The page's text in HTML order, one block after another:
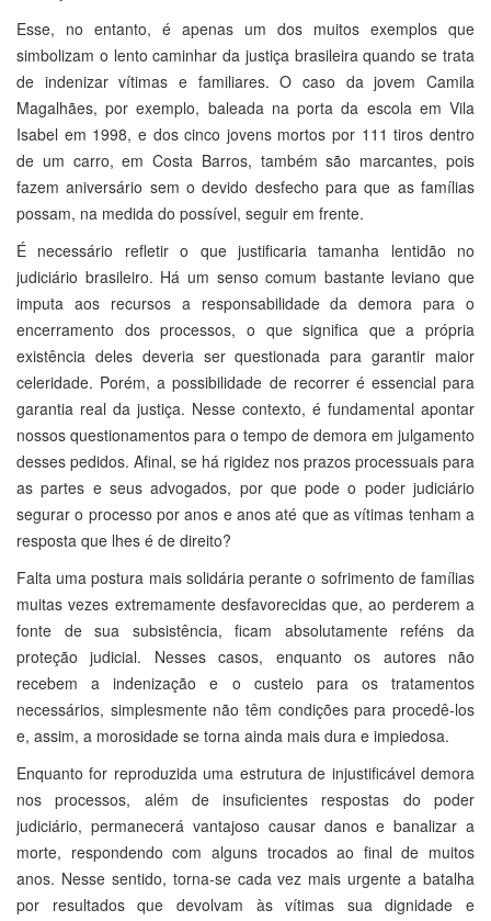
Esse, no entanto, é apenas um dos muitos exemplos que
simbolizam o lento caminhar da justiça brasileira quando se trata
de indenizar vítimas e familiares. O caso da jovem Camila
Magalhães, por exemplo, baleada na porta da escola em Vila
Isabel em 1998, e dos cinco jovens mortos por 111 tiros dentro
de um carro, em Costa Barros, também são marcantes, pois
fazem aniversário sem o devido desfecho para que as famílias
possam, na medida do possível, seguir em frente.
É necessário refletir o que justificaria tamanha lentidão no
judiciário brasileiro. Há um senso comum bastante leviano que
imputa aos recursos a responsabilidade da demora para o
encerramento dos processos, o que significa que a própria
existência deles deveria ser questionada para garantir maior
celeridade. Porém, a possibilidade de recorrer é essencial para
garantia real da justiça. Nesse contexto, é fundamental apontar
nossos questionamentos para o tempo de demora em julgamento
desses pedidos. Afinal, se há rigidez nos prazos processuais para
as partes e seus advogados, por que pode o poder judiciário
segurar o processo por anos e anos até que as vítimas tenham a
resposta que lhes é de direito?
Falta uma postura mais solidária perante o sofrimento de famílias
muitas vezes extremamente desfavorecidas que, ao perderem a
fonte de sua subsistência, ficam absolutamente reféns da
proteção judicial. Nesses casos, enquanto os autores não
recebem a indenização e o custeio para os tratamentos
necessários, simplesmente não têm condições para procedê-los
e, assim, a morosidade se torna ainda mais dura e impiedosa.
Enquanto for reproduzida uma estrutura de injustificável demora
nos processos, além de insuficientes respostas do poder
judiciário, permanecerá vantajoso causar danos e banalizar a
morte, respondendo com alguns trocados ao final de muitos
anos. Nesse sentido, torna-se cada vez mais urgente a batalha
por resultados que devolvam às vítimas sua dignidade e